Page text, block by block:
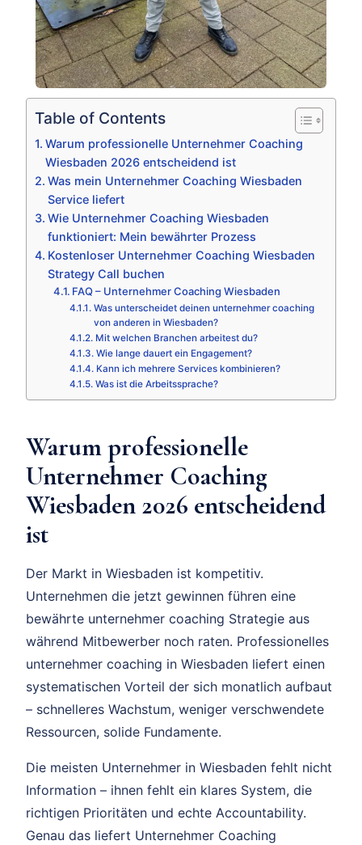
Table of Contents
Warum professionelle Unternehmer Coaching
Wiesbaden 2026 entscheidend ist
Was mein Unternehmer Coaching Wiesbaden
Service liefert
Wie Unternehmer Coaching Wiesbaden
funktioniert: Mein bewährter Prozess
Kostenloser Unternehmer Coaching Wiesbaden
Strategy Call buchen
FAQ – Unternehmer Coaching Wiesbaden
Was unterscheidet deinen unternehmer coaching
von anderen in Wiesbaden?
Mit welchen Branchen arbeitest du?
Wie lange dauert ein Engagement?
Kann ich mehrere Services kombinieren?
Was ist die Arbeitssprache?
Warum professionelle
Unternehmer Coaching
Wiesbaden 2026 entscheidend
ist
Der Markt in Wiesbaden ist kompetitiv.
Unternehmen die jetzt gewinnen führen eine
bewährte unternehmer coaching Strategie aus
während Mitbewerber noch raten. Professionelles
unternehmer coaching in Wiesbaden liefert einen
systematischen Vorteil der sich monatlich aufbaut
– schnelleres Wachstum, weniger verschwendete
Ressourcen, solide Fundamente.
Die meisten Unternehmer in Wiesbaden fehlt nicht
Information – ihnen fehlt ein klares System, die
richtigen Prioritäten und echte Accountability.
Genau das liefert Unternehmer Coaching